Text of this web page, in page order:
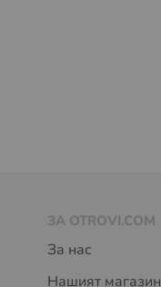
ЗА OTROVI.COM
За нас
Нашият магазин